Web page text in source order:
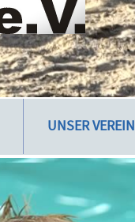
UNSER VEREIN